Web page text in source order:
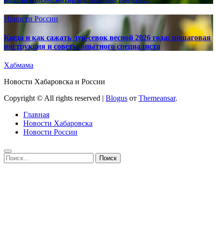
Новости России
Когда и как сажать лук-севок весной 2026 года: пошаговая
инструкция и советы опытного специалиста
Хабмама
Новости Хабаровска и России
Copyright © All rights reserved | Blogus от Themeansar.
Главная
Новости Хабаровска
Новости России
Найти: